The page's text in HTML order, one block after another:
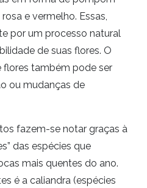
e vermelho. Essas,
por um processo natural
de suas flores. O
também pode ser
ou mudanças de
fazem-se notar graças à
das espécies que
mais quentes do ano.
é a caliandra (espécies